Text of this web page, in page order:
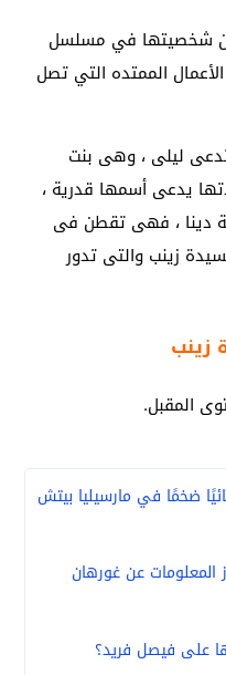
عن شخصيتها في مسلسل
الممتده التي تصل
ليلى ، وهى بنت
يدعى أسمها قدرية ،
دينا ، فهى تقطن فى
زينب والتى تدور
المقبل.
ضخمًا في مارسيليا بيتش
عن غورهان
على فيصل فريد؟